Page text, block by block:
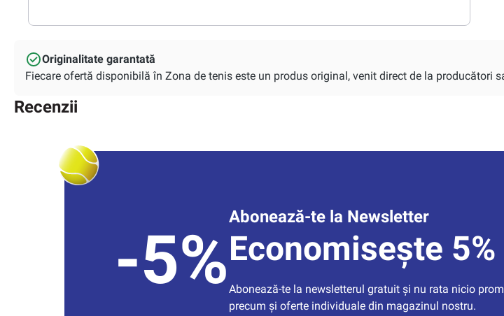
Originalitate garantată
Fiecare ofertă disponibilă în Zona de tenis este un produs original, venit direct de la producători
Recenzii
-5%
Abonează-te la Newsletter
Economisește 5%
Abonează-te la newsletterul gratuit și nu rata nicio
precum și oferte individuale din magazinul nostru.